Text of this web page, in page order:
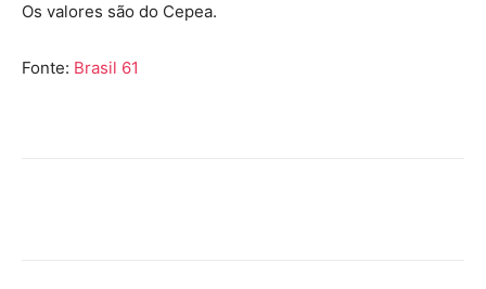
Os valores são do Cepea.
Fonte: Brasil 61